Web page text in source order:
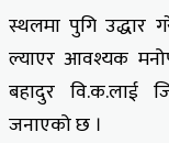
स्थलमा पुगि उद्धार
ल्याएर आवश्यक
बहादुर वि.क.लाई
जनाएको छ ।